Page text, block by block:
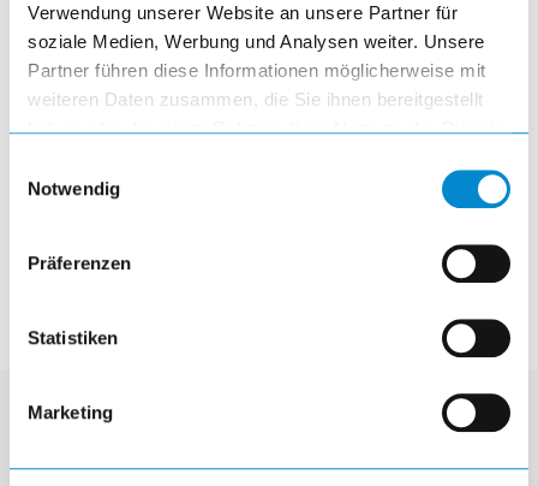
Verwendung unserer Website an unsere Partner für
soziale Medien, Werbung und Analysen weiter. Unsere
Partner führen diese Informationen möglicherweise mit
weiteren Daten zusammen, die Sie ihnen bereitgestellt
haben oder die sie im Rahmen Ihrer Nutzung der Dienste
Notwendig
Präferenzen
Statistiken
Marketing
Quality Stations
visibility